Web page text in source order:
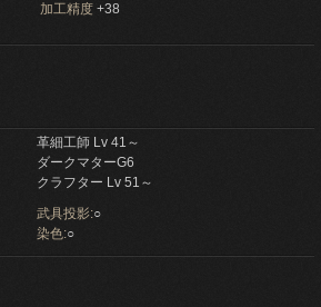
加工精度 +38
革細工師 Lv 41～
ダークマターG6
クラフター Lv 51～
武具投影:○
染色:○